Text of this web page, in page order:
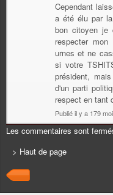
Cependant
a été élu par
bon citoyen je
respecter
urnes et ne
si votre
président,
d'un parti
respect en tant
Publié il y a 179
Les commentaires sont
> Haut de page